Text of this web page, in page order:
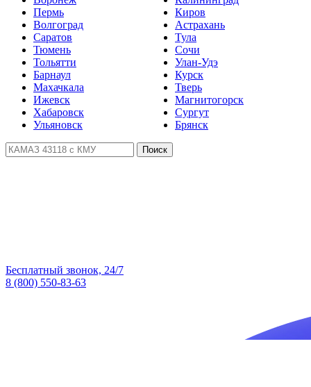
Пермь
Волгоград
Саратов
Тюмень
Тольятти
Барнаул
Махачкала
Ижевск
Хабаровск
Ульяновск
Киров
Астрахань
Тула
Сочи
Улан-Удэ
Курск
Тверь
Магнитогорск
Сургут
Брянск
Поиск
Бесплатный звонок, 24/7
8 (800) 550-83-63